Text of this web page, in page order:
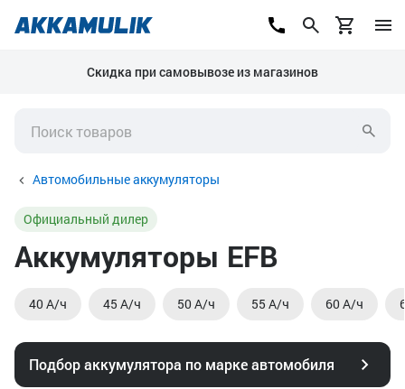
Скидка при самовывозе из магазинов
Автомобильные аккумуляторы
Официальный дилер
Аккумуляторы EFB
40 А/ч 45 А/ч 50 А/ч 55 А/ч 60 А/ч
Подбор аккумулятора по марке автомобиля